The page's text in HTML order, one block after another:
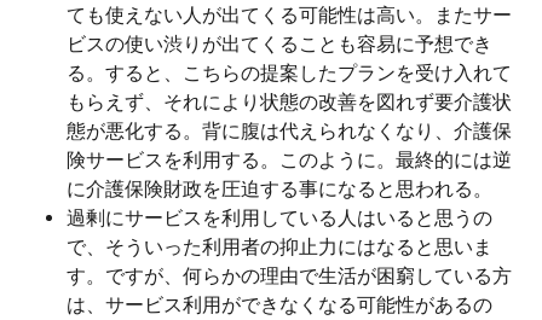
ても使えない人が出てくる可能性は高い。またサー
ビスの使い渋りが出てくることも容易に予想でき
る。すると、こちらの提案したプランを受け入れて
もらえず、それにより状態の改善を図れず要介護状
態が悪化する。背に腹は代えられなくなり、介護保
険サービスを利用する。このように。最終的には逆
に介護保険財政を圧迫する事になると思われる。
過剰にサービスを利用している人はいると思うの
で、そういった利用者の抑止力にはなると思いま
す。ですが、何らかの理由で生活が困窮している方
は、サービス利用ができなくなる可能性があるの